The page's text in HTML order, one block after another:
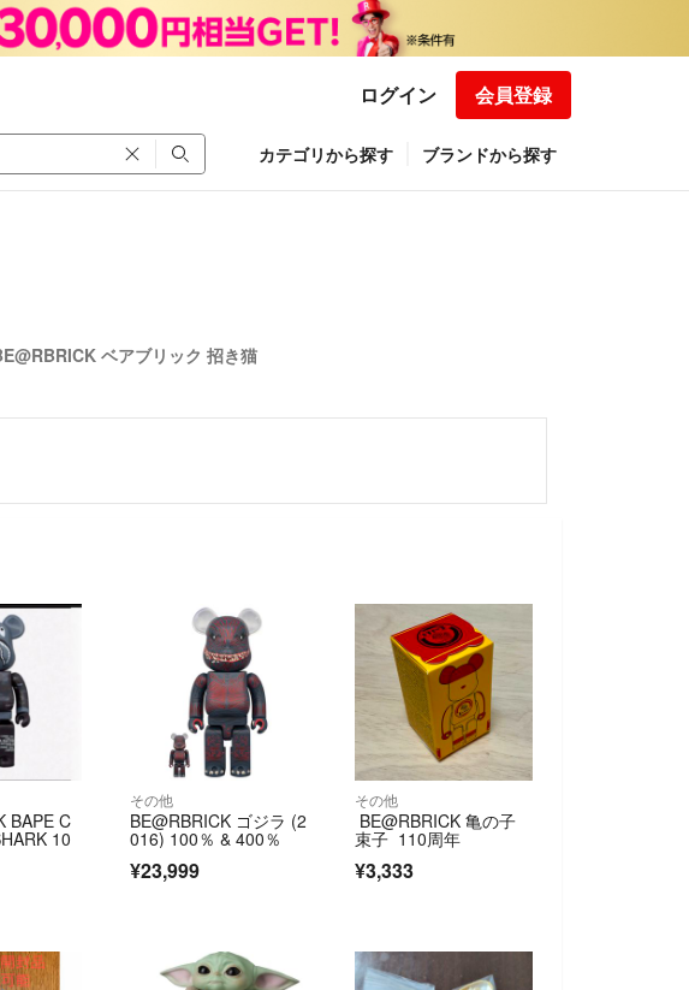
ログイン 会員登録
カテゴリから探す ブランドから探す
ベアブリック 招き猫
BAPE C
10
その他
BE@RBRICK ゴジラ (2
016) 100％ & 400％
¥23,999
その他
BE@RBRICK 亀の子
束子 110周年
¥3,333